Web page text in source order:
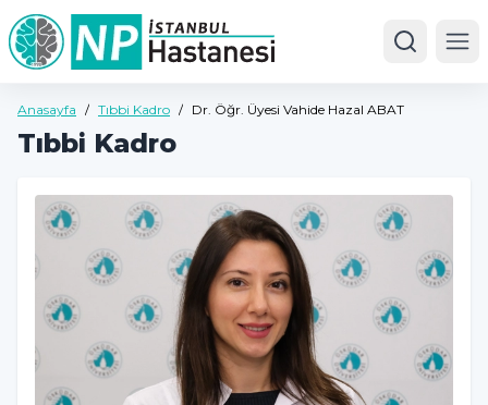
Anasayfa / Tıbbi Kadro / Dr. Öğr. Üyesi Vahide Hazal ABAT
Tıbbi Kadro